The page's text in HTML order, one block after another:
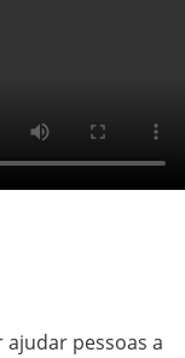
pessoas a